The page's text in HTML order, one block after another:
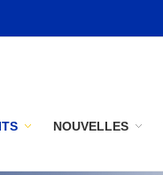
NOUVELLES